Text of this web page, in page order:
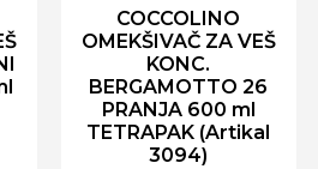
COCCOLINO
OMEKŠIVAČ ZA VEŠ
KONC.
BERGAMOTTO 26
PRANJA 600 ml
TETRAPAK (Artikal
3094)